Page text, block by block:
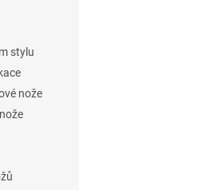
stylu
nože